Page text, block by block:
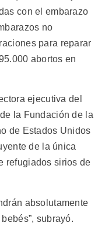
con el embarazo
no
para reparar
abortos en
ejecutiva del
la Fundación de la
de Estados Unidos
de la única
refugiados sirios de
absolutamente
subrayó.